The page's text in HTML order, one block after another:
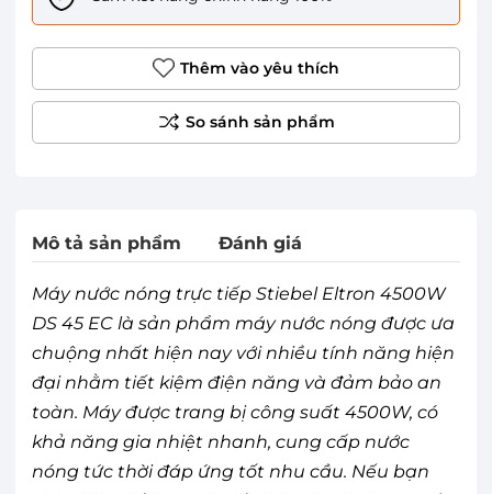
Thêm vào yêu thích
Mô tả sản phẩm Đánh giá
Máy nước nóng trực tiếp Stiebel Eltron 4500W
DS 45 EC là sản phẩm máy nước nóng được ưa
chuộng nhất hiện nay với nhiều tính năng hiện
đại nhằm tiết kiệm điện năng và đảm bảo an
toàn. Máy được trang bị công suất 4500W, có
khả năng gia nhiệt nhanh, cung cấp nước
nóng tức thời đáp ứng tốt nhu cầu. Nếu bạn